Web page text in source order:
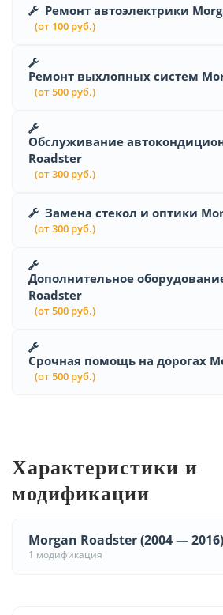
Ремонт автоэлектрики
(от 100 руб.)
Ремонт выхлопных систем
(от 500 руб.)
Обслуживание
Roadster
(от 300 руб.)
Замена стекол и оптики
(от 300 руб.)
Дополнительное
Roadster
(от 500 руб.)
Срочная помощь на дорогах
(от 500 руб.)
Характеристики и
модификации
Morgan Roadster (2004 — 2016)
1 модификация